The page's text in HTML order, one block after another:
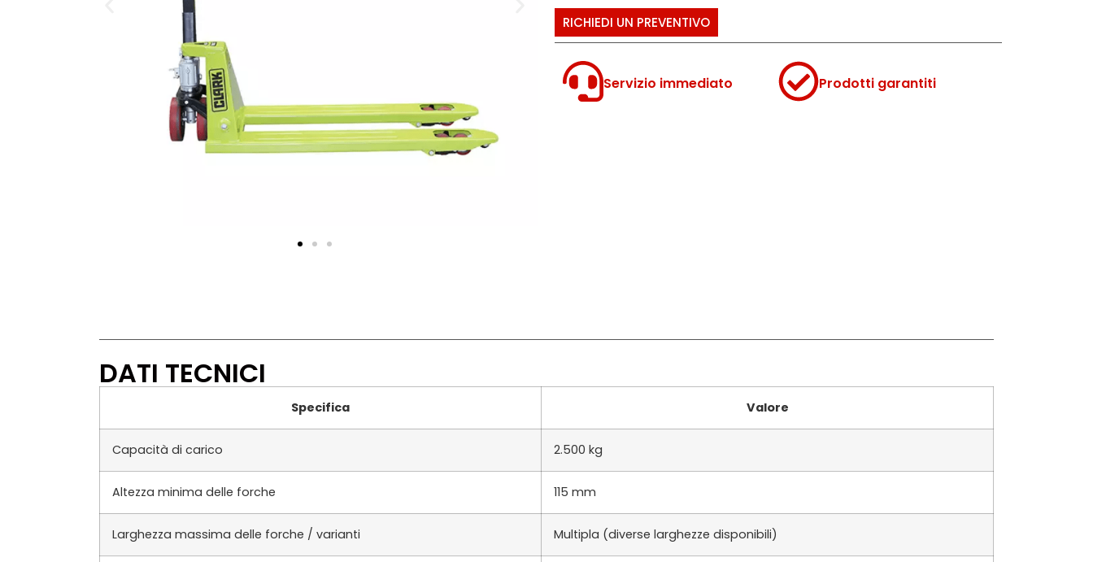
RICHIEDI UN PREVENTIVO
Servizio immediato Prodotti garantiti
DATI TECNICI
Specifica Valore
Capacità di carico 2.500 kg
Altezza minima delle forche 115 mm
Larghezza massima delle forche / varianti Multipla (diverse larghezze disponibili)